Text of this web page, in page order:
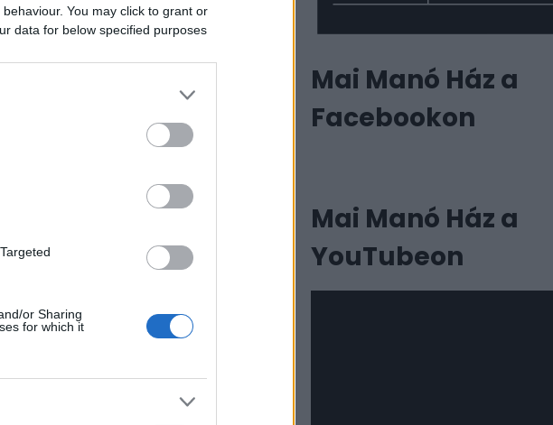
You may click to grant or
data for below specified purposes
or Sharing
for which it
Mai Manó Ház a
Facebookon
Mai Manó Ház a
YouTubeon